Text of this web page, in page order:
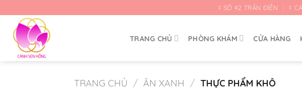
to
content
SỐ 42 TRẦN ĐIỀN
TRANG CHỦ PHÒNG KHÁM CỬA HÀNG
TRANG CHỦ / ĂN XANH / THỰC PHẨM KHÔ